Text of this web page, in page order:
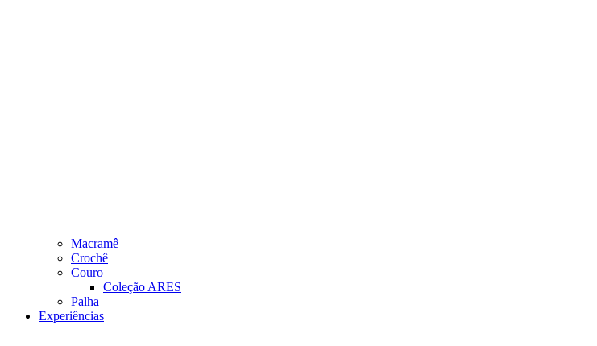
Macramê
Crochê
Couro
Coleção ARES
Palha
Experiências